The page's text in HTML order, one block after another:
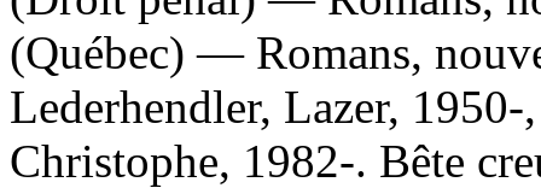
(Québec) — Romans,
Lederhendler, Lazer,
Christophe, 1982-. Bête